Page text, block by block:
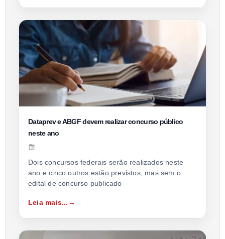
Dataprev e ABGF devem realizar concurso público
neste ano
Dois concursos federais serão realizados neste
ano e cinco outros estão previstos, mas sem o
edital de concurso publicado
Leia mais...